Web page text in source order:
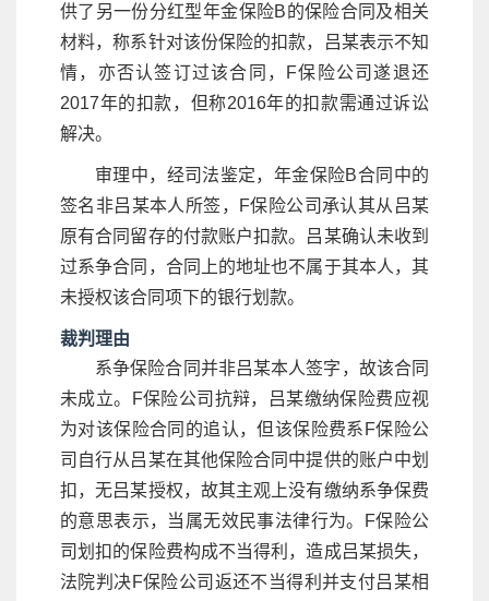
供了另一份分红型年金保险B的保险合同及相关
材料，称系针对该份保险的扣款，吕某表示不知
情，亦否认签订过该合同，F保险公司遂退还
2017年的扣款，但称2016年的扣款需通过诉讼
解决。
审理中，经司法鉴定，年金保险B合同中的
签名非吕某本人所签，F保险公司承认其从吕某
原有合同留存的付款账户扣款。吕某确认未收到
过系争合同，合同上的地址也不属于其本人，其
未授权该合同项下的银行划款。
裁判理由
系争保险合同并非吕某本人签字，故该合同
未成立。F保险公司抗辩，吕某缴纳保险费应视
为对该保险合同的追认，但该保险费系F保险公
司自行从吕某在其他保险合同中提供的账户中划
扣，无吕某授权，故其主观上没有缴纳系争保费
的意思表示，当属无效民事法律行为。F保险公
司划扣的保险费构成不当得利，造成吕某损失，
法院判决F保险公司返还不当得利并支付吕某相